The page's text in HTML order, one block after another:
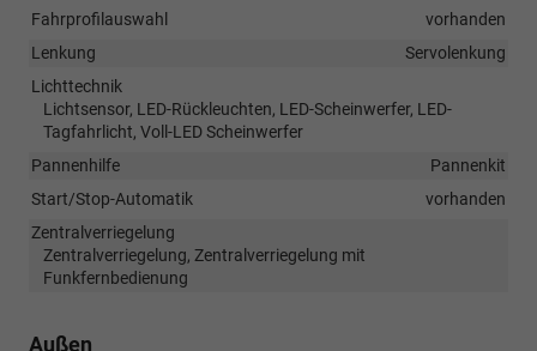
Fahrprofilauswahl
vorhanden
Lenkung
Servolenkung
Lichttechnik
Lichtsensor, LED-Rückleuchten, LED-Scheinwerfer, LED-
Tagfahrlicht, Voll-LED Scheinwerfer
Pannenhilfe
Pannenkit
Start/Stop-Automatik
vorhanden
Zentralverriegelung
Zentralverriegelung, Zentralverriegelung mit
Funkfernbedienung
Außen